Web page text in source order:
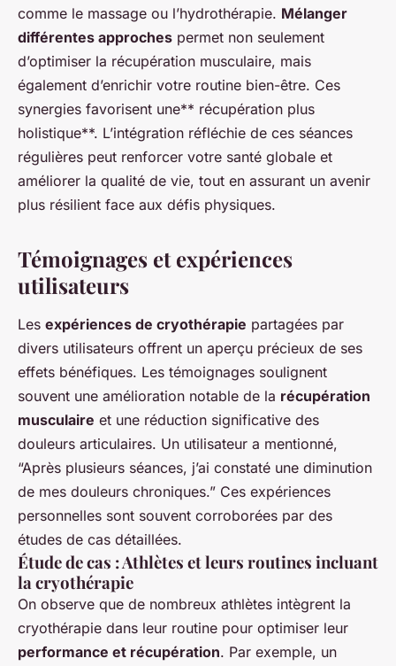
comme le massage ou l’hydrothérapie. Mélanger
différentes approches permet non seulement
d’optimiser la récupération musculaire, mais
également d’enrichir votre routine bien-être. Ces
synergies favorisent une** récupération plus
holistique**. L’intégration réfléchie de ces séances
régulières peut renforcer votre santé globale et
améliorer la qualité de vie, tout en assurant un avenir
plus résilient face aux défis physiques.
Témoignages et expériences
utilisateurs
Les expériences de cryothérapie partagées par
divers utilisateurs offrent un aperçu précieux de ses
effets bénéfiques. Les témoignages soulignent
souvent une amélioration notable de la récupération
musculaire et une réduction significative des
douleurs articulaires. Un utilisateur a mentionné,
“Après plusieurs séances, j’ai constaté une diminution
de mes douleurs chroniques.” Ces expériences
personnelles sont souvent corroborées par des
études de cas détaillées.
Étude de cas : Athlètes et leurs routines incluant
la cryothérapie
On observe que de nombreux athlètes intègrent la
cryothérapie dans leur routine pour optimiser leur
performance et récupération. Par exemple, un